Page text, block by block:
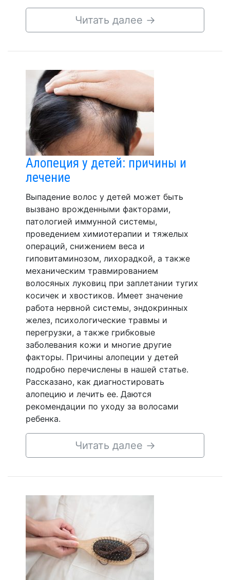
Читать далее →
Алопеция у детей: причины и
лечение
Выпадение волос у детей может быть
вызвано врожденными факторами,
патологией иммунной системы,
проведением химиотерапии и тяжелых
операций, снижением веса и
гиповитаминозом, лихорадкой, а также
механическим травмированием
волосяных луковиц при заплетании тугих
косичек и хвостиков. Имеет значение
работа нервной системы, эндокринных
желез, психологические травмы и
перегрузки, а также грибковые
заболевания кожи и многие другие
факторы. Причины алопеции у детей
подробно перечислены в нашей статье.
Рассказано, как диагностировать
алопецию и лечить ее. Даются
рекомендации по уходу за волосами
ребенка.
Читать далее →